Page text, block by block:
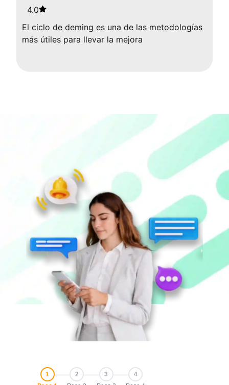
4.0
El ciclo de deming es una de las metodologías
más útiles para llevar la mejora
1
2
3
4